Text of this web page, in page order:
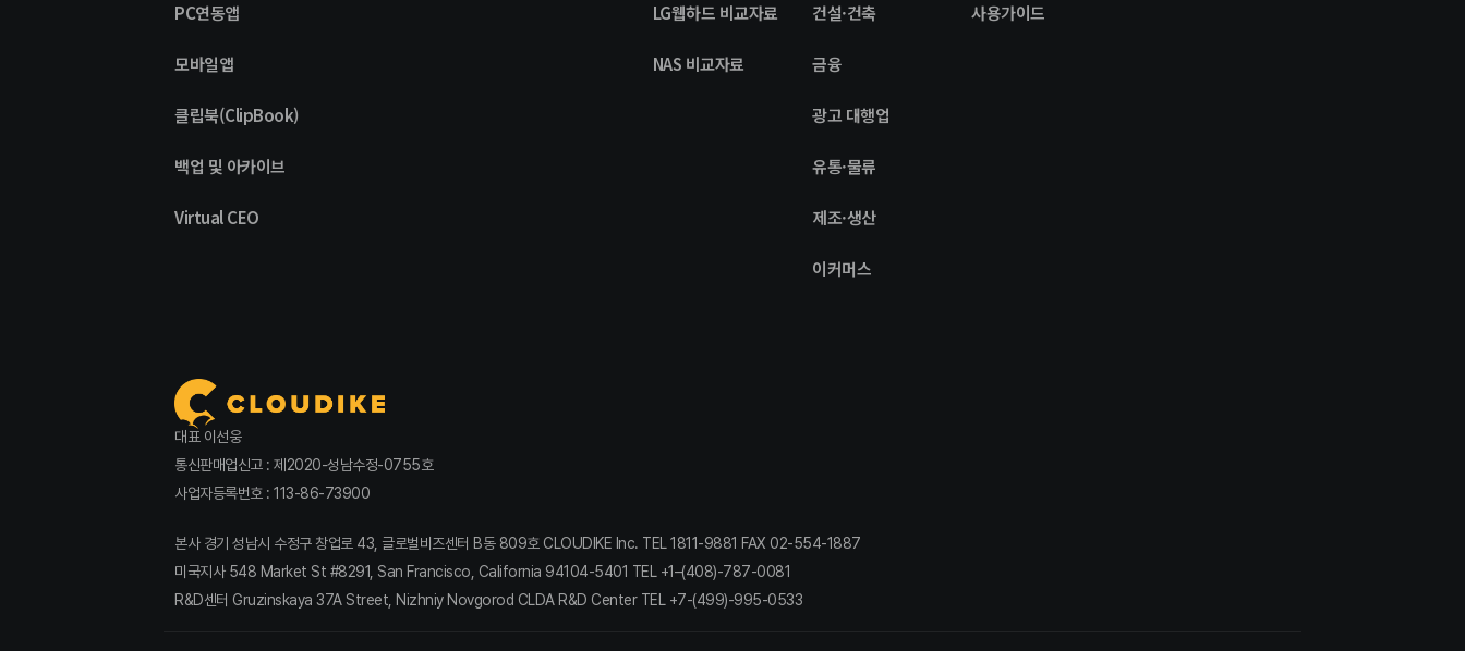
PC연동앱
모바일앱
클립북(ClipBook)
백업 및 아카이브
Virtual CEO
LG웹하드 비교자료
NAS 비교자료
건설·건축
금융
광고 대행업
유통·물류
제조·생산
이커머스
사용가이드
대표 이선웅
통신판매업신고 : 제2020-성남수정-0755호
사업자등록번호 : 113-86-73900
본사 경기 성남시 수정구 창업로 43, 글로벌비즈센터 B동 809호 CLOUDIKE Inc. TEL 1811-9881 FAX 02-554-1887​
미국지사 548 Market St #8291, San Francisco, California 94104-5401 TEL +1–(408)-787-0081​
R&D센터 Gruzinskaya 37A Street, Nizhniy Novgorod CLDA R&D Center TEL +7-(499)-995-0533